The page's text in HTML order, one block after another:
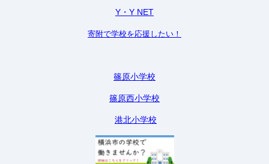
Y・Y NET
寄附で学校を応援したい！
篠原小学校
篠原西小学校
港北小学校